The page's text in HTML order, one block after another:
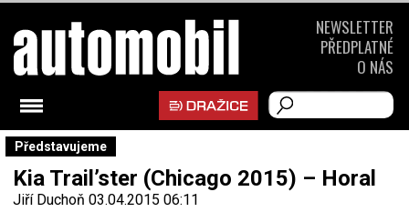
Představujeme
Kia Trail’ster (Chicago 2015) – Horal
Jiří Duchoň 03.04.2015 06:11
NEWSLETTER
PŘEDPLATNÉ
O NÁS